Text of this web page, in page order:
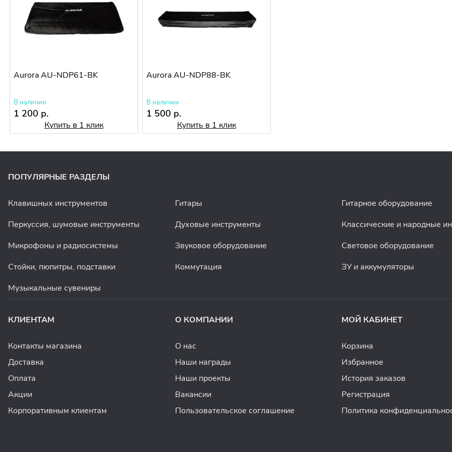
Aurora AU-NDP61-BK
В наличии
1 200 р.
Купить в 1 клик
Aurora AU-NDP88-BK
В наличии
1 500 р.
Купить в 1 клик
ПОПУЛЯРНЫЕ РАЗДЕЛЫ
Клавишных инструментов Гитары Гитарное оборудование
Перкуссия, шумовые инструменты
Духовые инструменты Классические и народные
Микрофоны и радиосистемы
Звуковое оборудование Световое оборудование
Стойки, пюпитры, подставки
Коммутация ЗУ и аккумуляторы
Музыкальные сувениры
КЛИЕНТАМ
Контакты магазина
Доставка
Оплата
Акции
Корпоративным клиентам
О КОМПАНИИ
О нас
Наши награды
Наши проекты
Вакансии
Пользовательское соглашение
МОЙ КАБИНЕТ
Корзина
Избранное
История заказов
Регистрация
Политика